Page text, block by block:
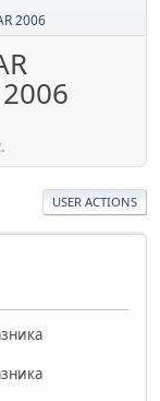
2006
USER ACTIONS